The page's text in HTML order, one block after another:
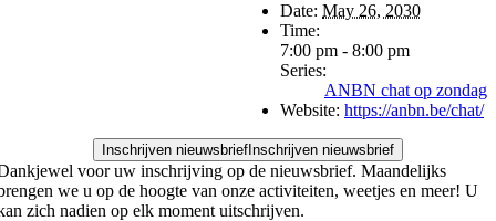
Date: May 26, 2030
Time:
7:00 pm - 8:00 pm
Series:
ANBN chat op zondag
Website: https://anbn.be/chat/
Inschrijven nieuwsbrief Inschrijven nieuwsbrief
voor uw inschrijving op de nieuwsbrief. Maandelijks
we u op de hoogte van onze activiteiten, weetjes en meer! U
zich nadien op elk moment uitschrijven.